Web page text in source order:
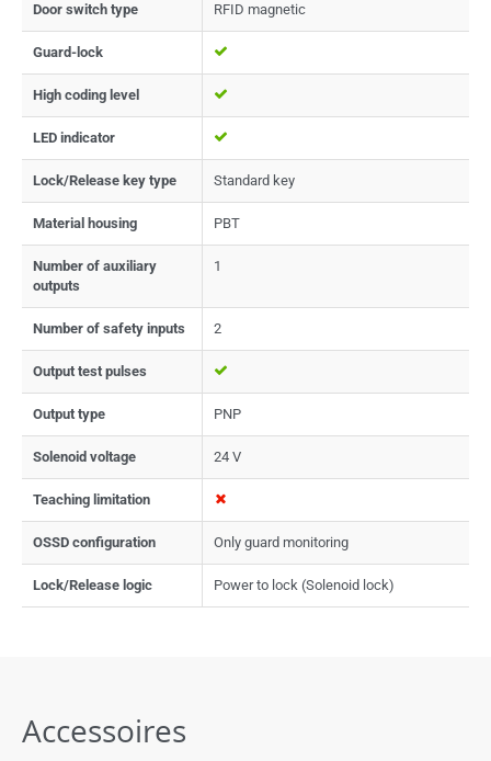
Door switch type RFID magnetic
Guard-lock
High coding level
LED indicator
Lock/Release key type Standard key
Material housing PBT
Number of auxiliary
outputs
1
Number of safety inputs 2
Output test pulses
Output type PNP
Solenoid voltage 24 V
Teaching limitation
OSSD configuration Only guard monitoring
Lock/Release logic Power to lock (Solenoid lock)
Accessoires